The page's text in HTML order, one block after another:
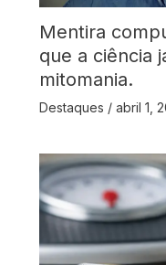
Mentira
que a ciência
mitomania.
Destaques / abril 1,